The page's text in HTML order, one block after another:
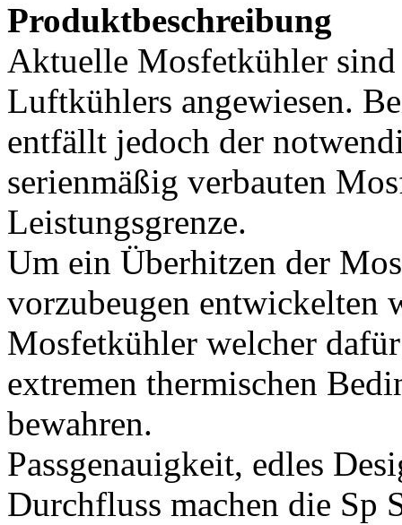
Produktbeschreibung
Aktuelle Mosfetkühler
Luftkühlers angewiesen.
entfällt jedoch der
serienmäßig verbauten
Leistungsgrenze.
Um ein Überhitzen der
vorzubeugen entwickelten
Mosfetkühler welcher
extremen thermischen
bewahren.
Passgenauigkeit, edles
Durchfluss machen die Sp